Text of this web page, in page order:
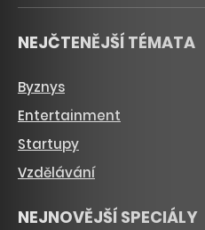
NEJČTENĚJŠÍ TÉMATA
Byznys
Entertainment
Startupy
Vzdělávání
NEJNOVĚJŠÍ SPECIÁLY